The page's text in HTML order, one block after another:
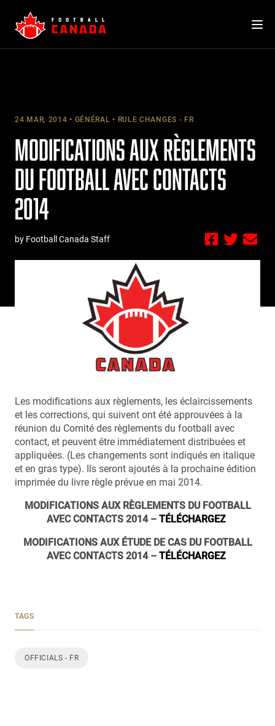
content
24 MAR, 2014 GÉNÉRAL RULE CHANGES - FR
MODIFICATIONS AUX RÈGLEMENTS
DU FOOTBALL AVEC CONTACTS
2014
by Football Canada Staff
Les modifications aux règlements, les éclaircissements
et les corrections, qui suivent ont été approuvées à la
réunion du Comité des règlements du football avec
contact, et peuvent être immédiatement distribuées et
appliquées. (Les changements sont indiqués en italique
et en gras type). Ils seront ajoutés à la prochaine édition
imprimée du livre règle prévue en mai 2014.
MODIFICATIONS AUX RÈGLEMENTS DU FOOTBALL
AVEC CONTACTS 2014 – TÉLÉCHARGEZ
MODIFICATIONS AUX ÉTUDE DE CAS DU FOOTBALL
AVEC CONTACTS 2014 – TÉLÉCHARGEZ
TAGS
OFFICIALS - FR